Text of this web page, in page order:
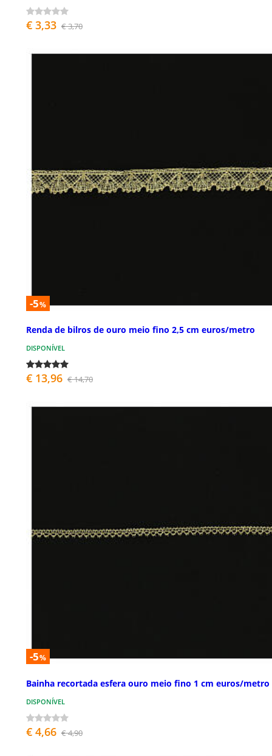
€ 3,33 € 3,70
-5%
Renda de bilros de ouro meio fino 2,5 cm euros/metro
DISPONÍVEL
€ 13,96 € 14,70
-5%
Bainha recortada esfera ouro meio fino 1 cm euros/metro
DISPONÍVEL
€ 4,66 € 4,90